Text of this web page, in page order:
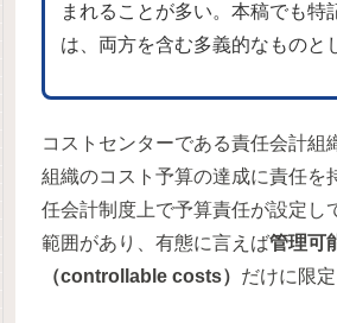
まれることが多い。本稿でも特
は、両方を含む多義的なものと
コストセンターである責任会計組
組織のコスト予算の達成に責任を
任会計制度上で予算責任が設定し
範囲があり、有態に言えば管理可
（controllable costs） だけに限